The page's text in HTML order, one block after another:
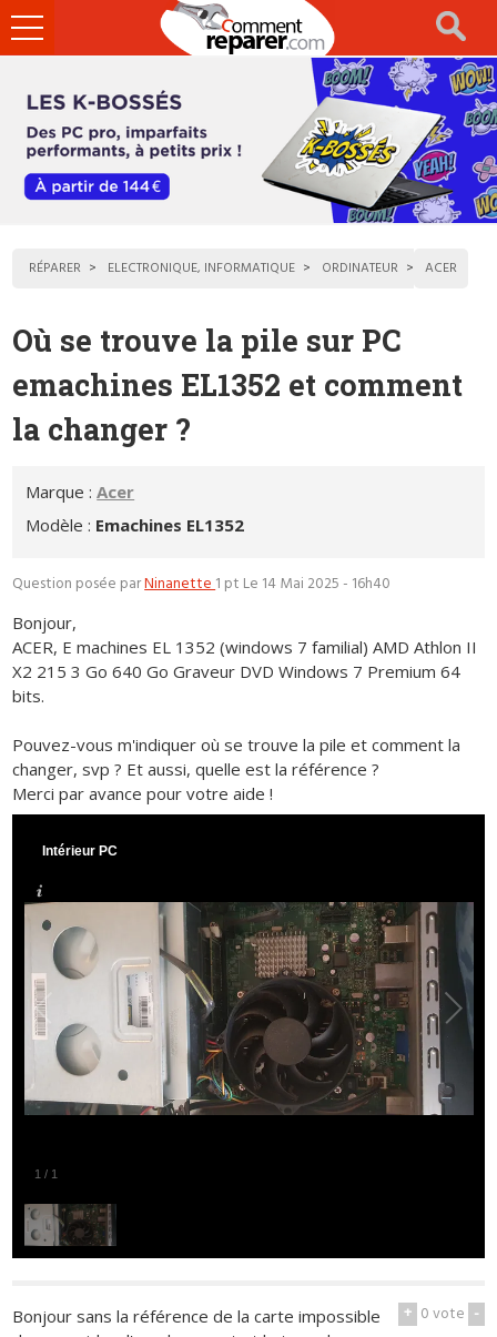
Ouvrir
le
RÉPARER ELECTRONIQUE, INFORMATIQUE ORDINATEUR ACER
Où se trouve la pile sur PC
emachines EL1352 et comment
la changer ?
Marque :Acer
Modèle : Emachines EL1352
Question posée parNinanette1 pt Le 14 Mai 2025 - 16h40
Bonjour,
ACER, E machines EL 1352 (windows 7 familial) AMD Athlon II
X2 215 3 Go 640 Go Graveur DVD Windows 7 Premium 64
bits.
Pouvez-vous m'indiquer où se trouve la pile et comment la
changer, svp ? Et aussi, quelle est la référence ?
Merci par avance pour votre aide !
1 / 1
Intérieur PC
+ 0vote -
Bonjour sans la référence de la carte impossible